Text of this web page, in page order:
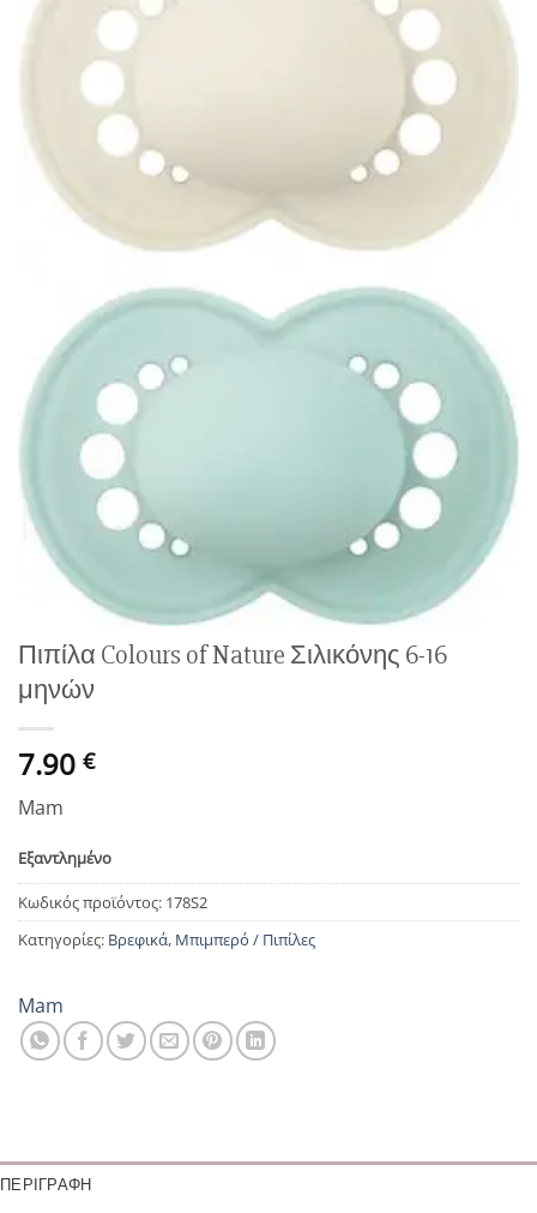
wishlist
Πιπίλα Colours of Nature Σιλικόνης 6-16
μηνών
7.90 €
Mam
Εξαντλημένο
Κωδικός προϊόντος: 178S2
Κατηγορίες: Βρεφικά, Μπιμπερό / Πιπίλες
Mam
ΠΕΡΙΓΡΑΦΉ